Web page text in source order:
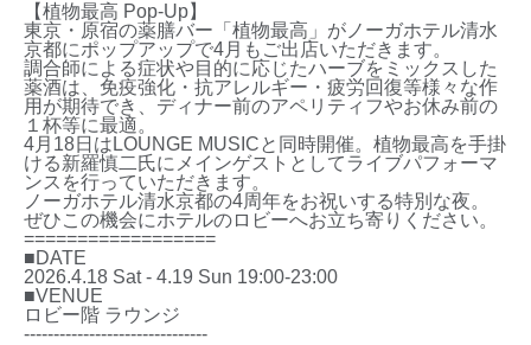
【植物最高 Pop-Up】
東京・原宿の薬膳バー「植物最高」がノーガホテル清水
京都にポップアップで4月もご出店いただきます。
調合師による症状や目的に応じたハーブをミックスした
薬酒は、免疫強化・抗アレルギー・疲労回復等様々な作
用が期待でき、ディナー前のアペリティフやお休み前の
１杯等に最適。
4月18日はLOUNGE MUSICと同時開催。植物最高を手掛
ける新羅慎二氏にメインゲストとしてライブパフォーマ
ンスを行っていただきます。
ノーガホテル清水京都の4周年をお祝いする特別な夜。
ぜひこの機会にホテルのロビーへお立ち寄りください。
==================
■DATE
2026.4.18 Sat - 4.19 Sun 19:00-23:00
■VENUE
ロビー階 ラウンジ
-------------------------------